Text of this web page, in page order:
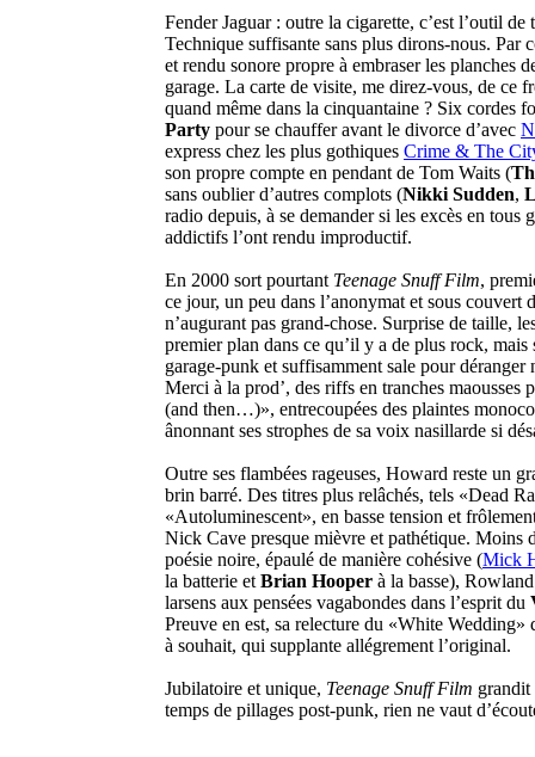
Fender Jaguar : outre la cigarette, c’est l’outil
Technique suffisante sans plus dirons-nous. Par
et rendu sonore propre à embraser les planches
garage. La carte de visite, me direz-vous, de ce
quand même dans la cinquantaine ? Six cordes
Party pour se chauffer avant le divorce d’avec
express chez les plus gothiques Crime & The
son propre compte en pendant de Tom Waits (
sans oublier d’autres complots (Nikki Sudden,
radio depuis, à se demander si les excès en tous
addictifs l’ont rendu improductif.
En 2000 sort pourtant Teenage Snuff Film,
ce jour, un peu dans l’anonymat et sous couvert
n’augurant pas grand-chose. Surprise de taille,
premier plan dans ce qu’il y a de plus rock, mais
garage-punk et suffisamment sale pour déranger
Merci à la prod’, des riffs en tranches maousses
(and then…)», entrecoupées des plaintes
ânonnant ses strophes de sa voix nasillarde si
Outre ses flambées rageuses, Howard reste un
brin barré. Des titres plus relâchés, tels «Dead
«Autoluminescent», en basse tension et
Nick Cave presque mièvre et pathétique. Moins
poésie noire, épaulé de manière cohésive (Mick
la batterie etBrian Hooper à la basse),
larsens aux pensées vagabondes dans l’esprit du
Preuve en est, sa relecture du «White Wedding»
à souhait, qui supplante allégrement l’original.
Jubilatoire et unique, Teenage Snuff Film grandit
temps de pillages post-punk, rien ne vaut